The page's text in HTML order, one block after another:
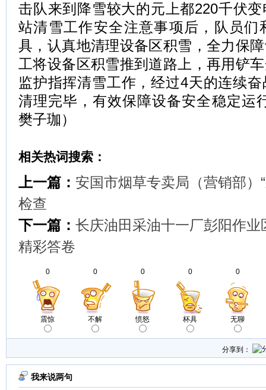
击队来到降雪较大的元上都220千伏
站清雪工作安全注意事项后，队员们
具，认真地清理设备区积雪，全力保
工将设备区积雪推到道路上，再用铲
监护指挥清雪工作，经过4天的连续
清理完毕，有效保障设备安全稳定运
樊子珈）
相关热词搜索：
上一篇： 安国市烟草专卖局（营销部）
检查
下一篇： 长庆油田采油十一厂彭阳作
精彩答卷
0
震惊
0
不解
0
愤怒
0
杯具
0
无聊
分享到：